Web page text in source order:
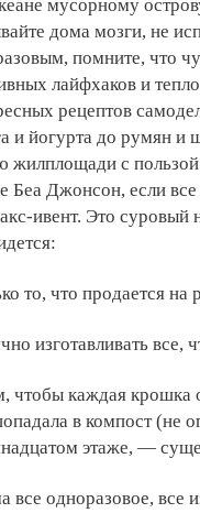
мусорному
дома мозги, не
помните, что
лайфхаков и
рецептов
и йогурта до румян
жилплощади с
Беа Джонсон, если
ивент. Это
то, что продается на
изготавливать все,
чтобы каждая крошка
в компост (не
этаже, —
одноразовое, все